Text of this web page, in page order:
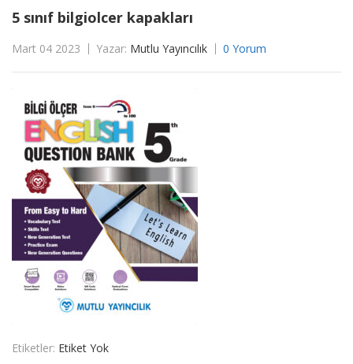
5 sınıf bilgiolcer kapakları
Mart 04 2023 Yazar: Mutlu Yayıncılık 0 Yorum
Etiketler: Etiket Yok